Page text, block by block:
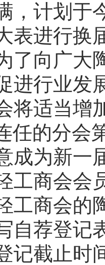
，计划于
表进行换
了向广大
进行业发
将适当增
任的分会
成为新一
工商会会
工商会的
自荐登记
记截止时